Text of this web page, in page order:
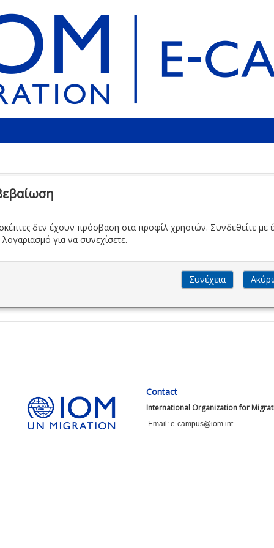
δεν έχουν πρόσβαση στα προφίλ χρηστών. Συνδεθείτε με
για να συνεχίσετε.
Contact
International Organization for
Email: e-campus@iom.int